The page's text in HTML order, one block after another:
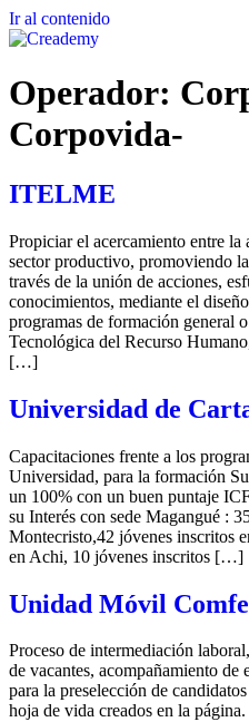
Ir al contenido
Operador:
Corpovida-
ITELME
Propiciar el acercamiento entre
sector productivo, promoviendo
través de la unión de acciones,
conocimientos, mediante el
programas de formación general
Tecnológica del Recurso
[…]
Universidad de
Capacitaciones frente a los
Universidad, para la formación
un 100% con un buen puntaje
su Interés con sede Magangué :
Montecristo,42 jóvenes inscritos
en Achi, 10 jóvenes inscritos […]
Unidad Móvil
Proceso de intermediación
de vacantes, acompañamiento de
para la preselección de
hoja de vida creados en la página.